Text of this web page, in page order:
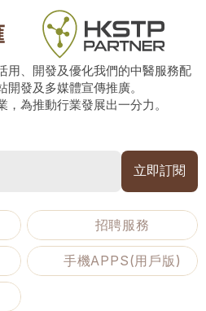
用、開發及優化我們的中醫服務配
發及多媒體宣傳推廣。
為推動行業發展出一分力。
招聘服務
手機APPS(用戶版)